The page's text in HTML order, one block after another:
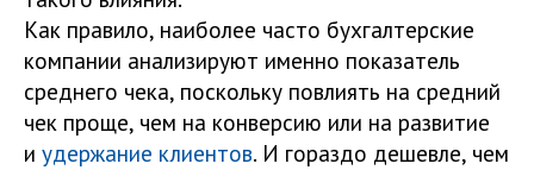
Как правило, наиболее часто бухгалтерские
компании анализируют именно показатель
среднего чека, поскольку повлиять на средний
чек проще, чем на конверсию или на развитие
и удержание клиентов. И гораздо дешевле, чем